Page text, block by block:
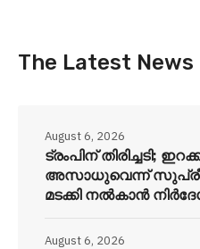
The Latest News
ട്രംപിന് തിരിച്ചടി;
അസാധുവെന്ന് സുപ്രീം
മടക്കി നൽകാൻ
August 6, 2026
August 6, 2026